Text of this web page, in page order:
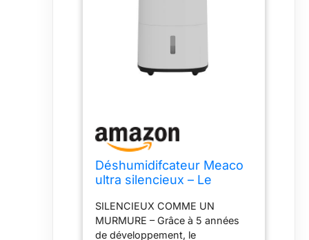
Déshumidifcateur Meaco
ultra silencieux – Le
d’intérieur MeacoDry
Arete® One 25 L convient
SILENCIEUX COMME UN
MURMURE – Grâce à 5 années
de développement, le